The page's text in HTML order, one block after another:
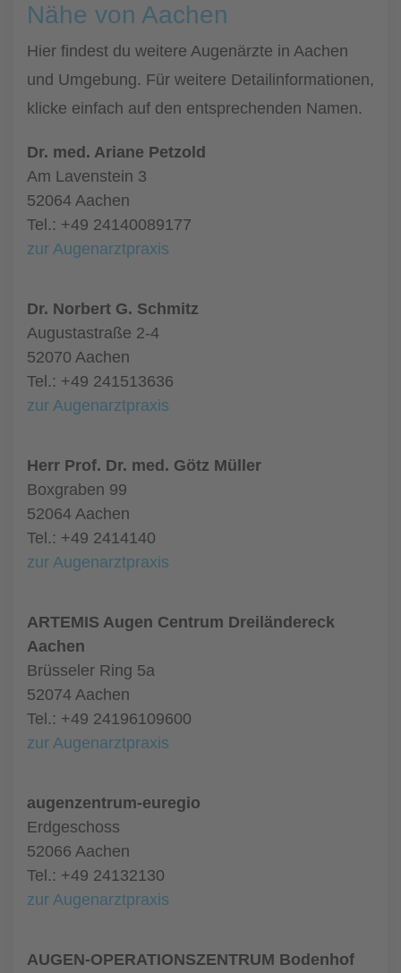
Nähe von Aachen
Hier findest du weitere Augenärzte in Aachen
und Umgebung. Für weitere Detailinformationen,
klicke einfach auf den entsprechenden Namen.
Dr. med. Ariane Petzold
Am Lavenstein 3
52064 Aachen
Tel.: +49 24140089177
zur Augenarztpraxis
Dr. Norbert G. Schmitz
Augustastraße 2-4
52070 Aachen
Tel.: +49 241513636
zur Augenarztpraxis
Herr Prof. Dr. med. Götz Müller
Boxgraben 99
52064 Aachen
Tel.: +49 2414140
zur Augenarztpraxis
ARTEMIS Augen Centrum Dreiländereck
Aachen
Brüsseler Ring 5a
52074 Aachen
Tel.: +49 24196109600
zur Augenarztpraxis
augenzentrum-euregio
Erdgeschoss
52066 Aachen
Tel.: +49 24132130
zur Augenarztpraxis
AUGEN-OPERATIONSZENTRUM Bodenhof